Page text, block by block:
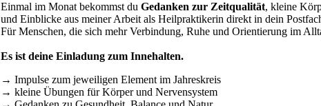
Einmal im Monat bekommst du Gedanken zur Zeitqualität, kleine
und Einblicke aus meiner Arbeit als Heilpraktikerin direkt in dein
Für Menschen, die sich mehr Verbindung, Ruhe und Orientierung im
Es ist deine Einladung zum Innehalten.
→ Impulse zum jeweiligen Element im Jahreskreis
→ kleine Übungen für Körper und Nervensystem